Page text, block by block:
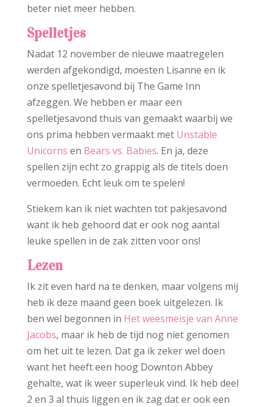
beter niet meer hebben.
Spelletjes
Nadat 12 november de nieuwe maatregelen
werden afgekondigd, moesten Lisanne en ik
onze spelletjesavond bij The Game Inn
afzeggen. We hebben er maar een
spelletjesavond thuis van gemaakt waarbij we
ons prima hebben vermaakt met Unstable
Unicorns en Bears vs. Babies. En ja, deze
spellen zijn echt zo grappig als de titels doen
vermoeden. Echt leuk om te spelen!
Stiekem kan ik niet wachten tot pakjesavond
want ik heb gehoord dat er ook nog aantal
leuke spellen in de zak zitten voor ons!
Lezen
Ik zit even hard na te denken, maar volgens mij
heb ik deze maand geen boek uitgelezen. Ik
ben wel begonnen in Het weesmeisje van Anne
Jacobs, maar ik heb de tijd nog niet genomen
om het uit te lezen. Dat ga ik zeker wel doen
want het heeft een hoog Downton Abbey
gehalte, wat ik weer superleuk vind. Ik heb deel
2 en 3 al thuis liggen en ik zag dat er ook een